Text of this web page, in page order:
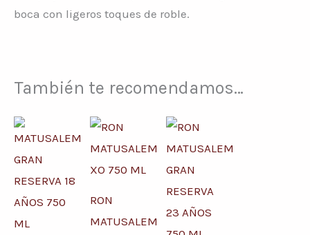
boca con ligeros toques de roble.
También te recomendamos…
RON
MATUSALEM